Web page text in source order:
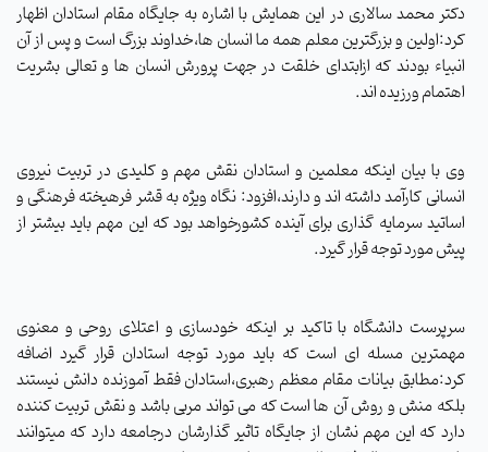
دکتر محمد سالاری در این همایش با اشاره به جایگاه مقام استادان اظهار
کرد:اولین و بزرگترین معلم همه ما انسان ها،خداوند بزرگ است و پس از آن
انبیاء بودند که ازابتدای خلقت در جهت پرورش انسان ها و تعالی بشریت
اهتمام ورزیده اند.
وی با بیان اینکه معلمین و استادان نقش مهم و کلیدی در تربیت نیروی
انسانی کارآمد داشته اند و دارند،افزود: نگاه ویژه به قشر فرهیخته فرهنگی و
اساتید سرمایه گذاری برای آینده کشورخواهد بود که این مهم باید بیشتر از
پیش مورد توجه قرار گیرد.
سرپرست دانشگاه با تاکید بر اینکه خودسازی و اعتلای روحی و معنوی
مهمترین مسله ای است که باید مورد توجه استادان قرار گیرد اضافه
کرد:مطابق بیانات مقام معظم رهبری،استادان فقط آموزنده دانش نیستند
بلکه منش و روش آن ها است که می تواند مربی باشد و نقش تربیت کننده
دارد که این مهم نشان از جایگاه تاثیر گذارشان درجامعه دارد که میتوانند